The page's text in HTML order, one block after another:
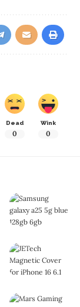
Dead
0
Wink
0